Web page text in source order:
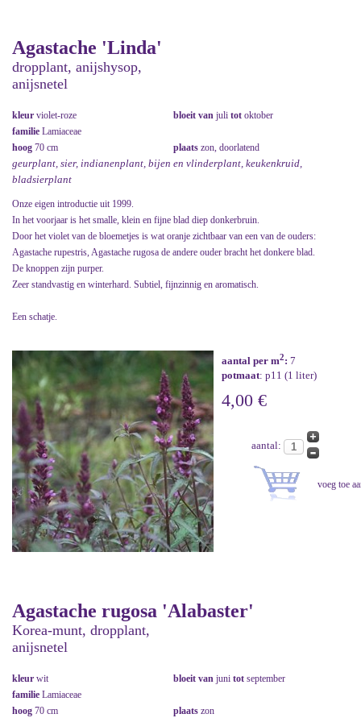
Agastache 'Linda'
dropplant, anijshysop,
anijsnetel
kleur violet-roze bloeit van juli tot oktober
familie Lamiaceae
hoog 70 cm plaats zon, doorlatend
geurplant, sier, indianenplant, bijen en vlinderplant, keukenkruid,
bladsierplant
Onze eigen introductie uit 1999.
In het voorjaar is het smalle, klein en fijne blad diep donkerbruin.
Door het violet van de bloemetjes is wat oranje zichtbaar van een van de ouders:
Agastache rupestris, Agastache rugosa de andere ouder bracht het donkere blad.
De knoppen zijn purper.
Zeer standvastig en winterhard. Subtiel, fijnzinnig en aromatisch.
Een schatje.
aantal per m2: 7
potmaat: p11 (1 liter)
4,00 €
aantal:
Agastache rugosa 'Alabaster'
Korea-munt, dropplant,
anijsnetel
kleur wit bloeit van juni tot september
familie Lamiaceae
hoog 70 cm plaats zon